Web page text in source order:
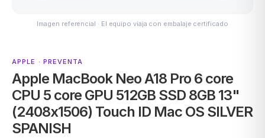
Imagen referencial · El equipo viaja con embalaje certificado
APPLE · PREVENTA
Apple MacBook Neo A18 Pro 6 core
CPU 5 core GPU 512GB SSD 8GB 13"
(2408x1506) Touch ID Mac OS SILVER
SPANISH